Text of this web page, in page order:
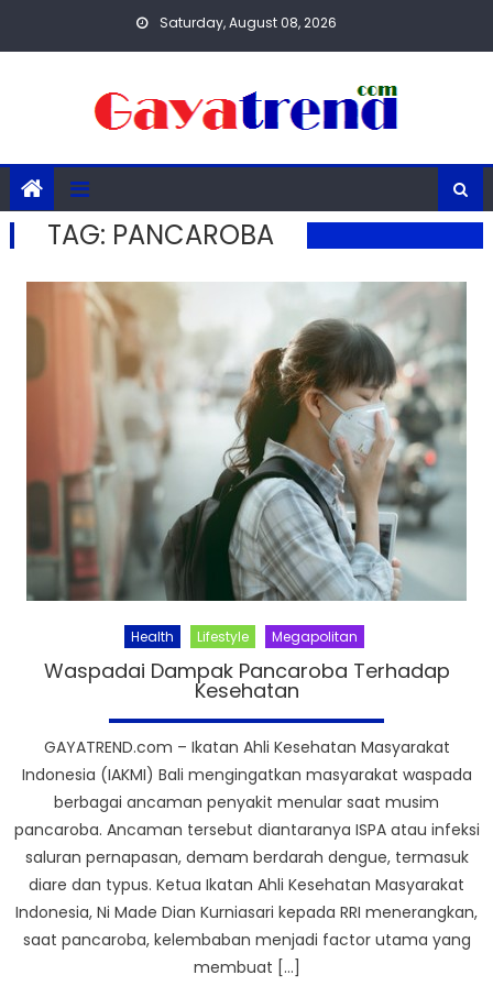
Saturday, August 08, 2026
TAG: PANCAROBA
Health Lifestyle Megapolitan
Waspadai Dampak Pancaroba Terhadap
Kesehatan
GAYATREND.com – Ikatan Ahli Kesehatan Masyarakat
Indonesia (IAKMI) Bali mengingatkan masyarakat waspada
berbagai ancaman penyakit menular saat musim
pancaroba. Ancaman tersebut diantaranya ISPA atau infeksi
saluran pernapasan, demam berdarah dengue, termasuk
diare dan typus. Ketua Ikatan Ahli Kesehatan Masyarakat
Indonesia, Ni Made Dian Kurniasari kepada RRI menerangkan,
saat pancaroba, kelembaban menjadi factor utama yang
membuat […]